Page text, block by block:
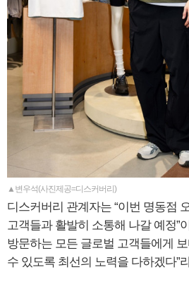
▲변우석(사진제공=디스커버리)
디스커버리 관계자는 “이번 명동점
고객들과 활발히 소통해 나갈 예정”
방문하는 모든 글로벌 고객들에게
수 있도록 최선의 노력을 다하겠다”